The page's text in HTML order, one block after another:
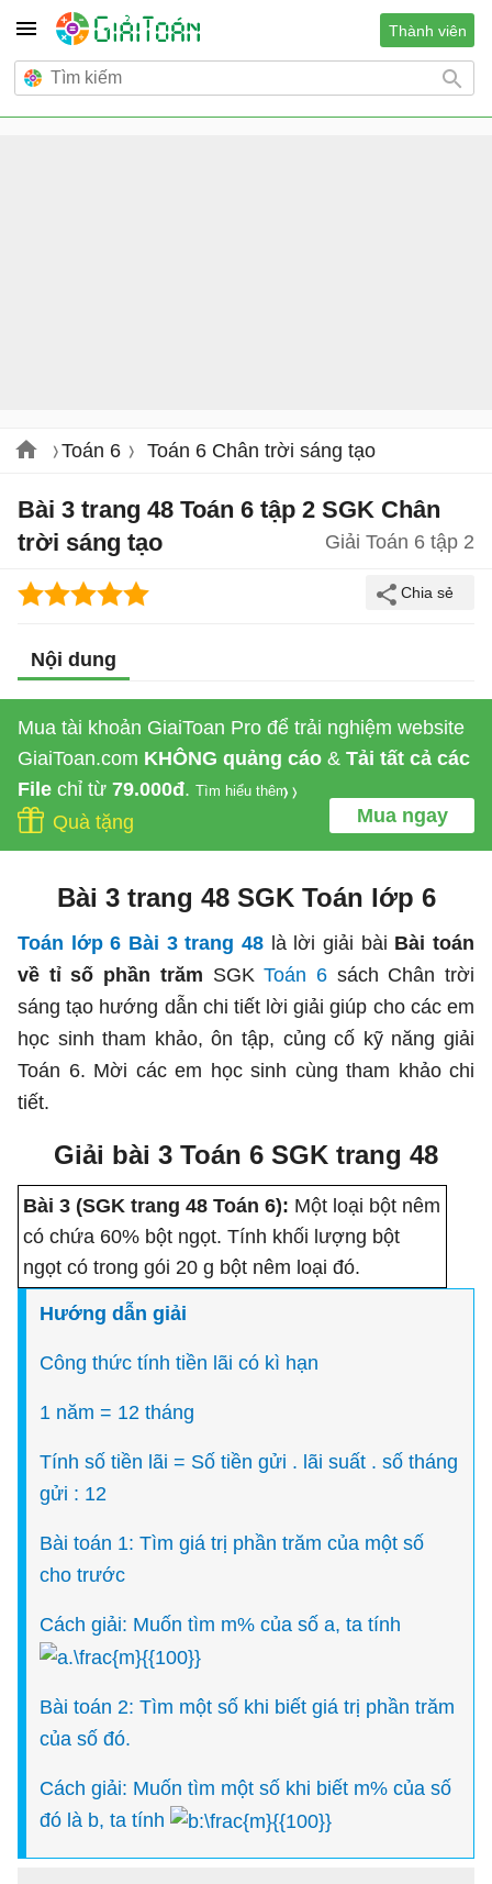
Thành viên
Toán 6 Toán 6 Chân trời sáng tạo
Bài 3 trang 48 Toán 6 tập 2 SGK Chân
trời sáng tạo
Giải Toán 6 tập 2
Nội dung
Mua tài khoản GiaiToan Pro để trải nghiệm website
GiaiToan.com KHÔNG quảng cáo & Tải tất cả các
File chỉ từ 79.000đ. Tìm hiểu thêm
Mua ngay
Quà tặng
Bài 3 trang 48 SGK Toán lớp 6
Toán lớp 6 Bài 3 trang 48 là lời giải bài Bài toán
về tỉ số phần trăm SGKToán 6sách Chân trời
sáng tạo hướng dẫn chi tiết lời giải giúp cho các em
học sinh tham khảo, ôn tập, củng cố kỹ năng giải
Toán 6. Mời các em học sinh cùng tham khảo chi
tiết.
Giải bài 3 Toán 6 SGK trang 48
Bài 3 (SGK trang 48 Toán 6): Một loại bột nêm
có chứa 60% bột ngọt. Tính khối lượng bột
ngọt có trong gói 20 g bột nêm loại đó.
Hướng dẫn giải
Công thức tính tiền lãi có kì hạn
1 năm = 12 tháng
Tính số tiền lãi = Số tiền gửi . lãi suất . số tháng
gửi : 12
Bài toán 1: Tìm giá trị phần trăm của một số
cho trước
Cách giải: Muốn tìm m% của số a, ta tính
Bài toán 2: Tìm một số khi biết giá trị phần trăm
của số đó.
Cách giải: Muốn tìm một số khi biết m% của số
đó là b, ta tính